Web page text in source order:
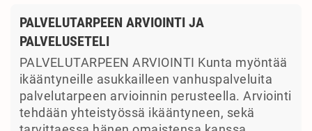
PALVELUTARPEEN ARVIOINTI JA
PALVELUSETELI
PALVELUTARPEEN ARVIOINTI Kunta myöntää
ikääntyneille asukkailleen vanhuspalveluita
palvelutarpeen arvioinnin perusteella. Arviointi
tehdään yhteistyössä ikääntyneen, sekä